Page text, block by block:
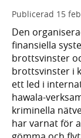
Publicerad 15
Den
finansiella
brottsvinster
brottsvinster i
ett led i
hawala-
kriminella
har varnat för